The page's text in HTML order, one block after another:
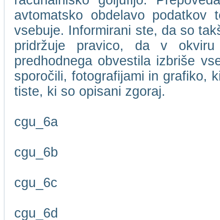
avtomatsko obdelavo podatkov
vsebuje. Informirani ste, da so
pridržuje pravico, da v
predhodnega obvestila izbriše
sporočili, fotografijami in grafiko,
tiste, ki so opisani zgoraj.
cgu_6a
cgu_6b
cgu_6c
cgu_6d